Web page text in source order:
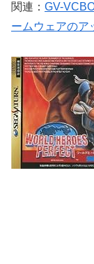
関連： GV-
ームウェアのア